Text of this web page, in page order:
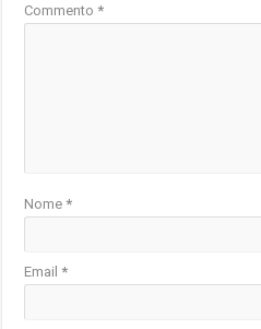
Commento*
Nome*
Email*